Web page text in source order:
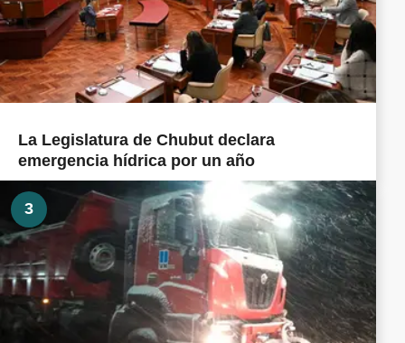
La Legislatura de Chubut declara
emergencia hídrica por un año
3